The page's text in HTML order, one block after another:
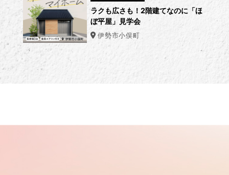
ラクも広さも！2階建てなのに「ほ
ぼ平屋」見学会
伊勢市小俣町